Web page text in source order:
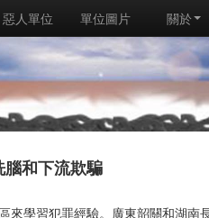
惡人單位 單位圖片 關於
和下流欺騙
來學習犯罪經驗。廣東韶關和湖南